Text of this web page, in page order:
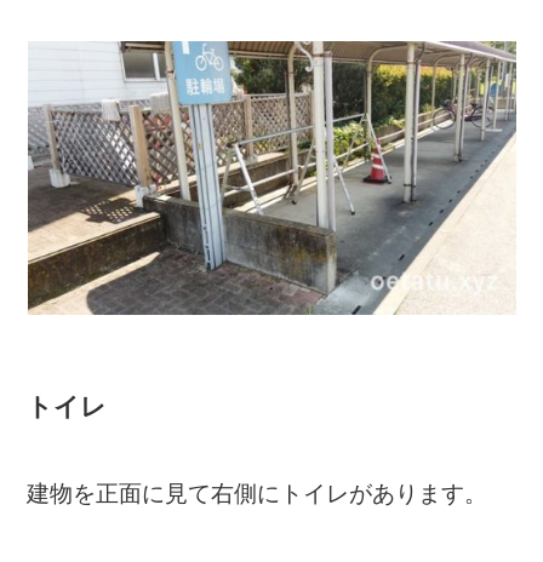
トイレ
建物を正面に見て右側にトイレがあります。